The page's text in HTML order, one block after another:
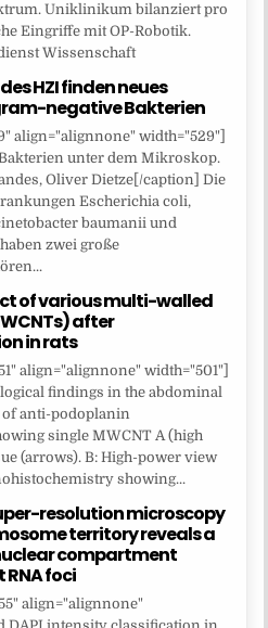
Uniklinikum bilanziert pro
Eingriffe mit OP-Robotik.
Wissenschaft
HZI finden neues
negative Bakterien
align="alignnone" width="529"]
unter dem Mikroskop.
Oliver Dietze[/caption] Die
Escherichia coli,
baumanii und
zwei große
of various multi-walled
after
in rats
align="alignnone" width="501"]
findings in the abdominal
of anti-podoplanin
single MWCNT A (high
(arrows). B: High-power view
showing...
resolution microscopy
territory reveals a
compartment
foci
align="alignnone"